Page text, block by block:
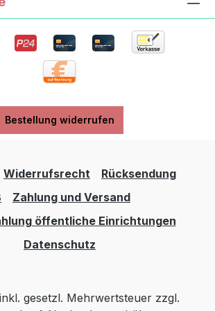
Bestellung widerrufen
Widerrufsrecht
Rücksendung
Zahlung und Versand
öffentliche Einrichtungen
Datenschutz
gesetzl. Mehrwertsteuer zzgl.